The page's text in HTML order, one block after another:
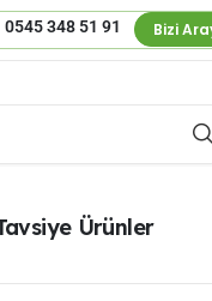
0545 348 51 91 Bizi
Ürünler